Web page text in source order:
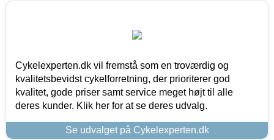
Cykelexperten.dk vil fremstå som en troværdig og
kvalitetsbevidst cykelforretning, der prioriterer god
kvalitet, gode priser samt service meget højt til alle
deres kunder. Klik her for at se deres udvalg.
Se udvalget på Cykelexperten.dk